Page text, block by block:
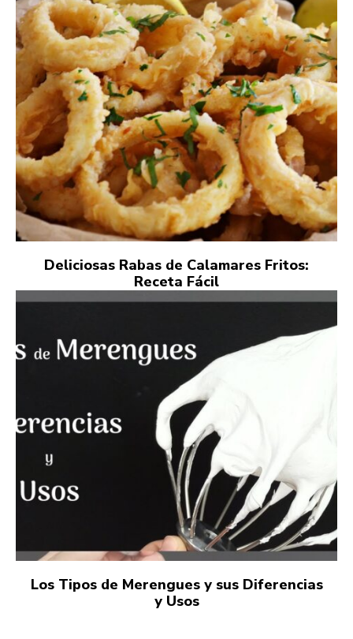
Deliciosas Rabas de Calamares Fritos:
Receta Fácil
Los Tipos de Merengues y sus Diferencias
y Usos